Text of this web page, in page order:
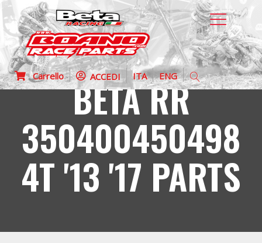
Carrello ACCEDI ITA ENG
BETA RR
350400450498
4T '13 '17 PARTS